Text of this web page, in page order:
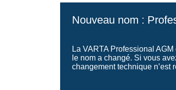
Nouveau nom :
La VARTA Professional
le nom a changé. Si vous
changement technique n’est